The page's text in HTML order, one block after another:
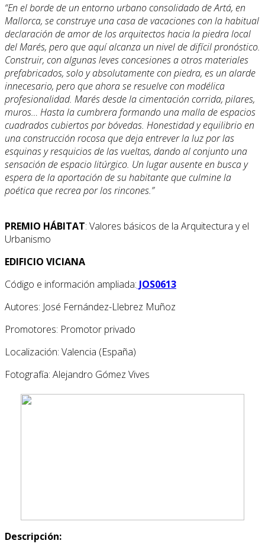
“En el borde de un entorno urbano consolidado de Artá, en
Mallorca, se construye una casa de vacaciones con la habitual
declaración de amor de los arquitectos hacia la piedra local
del Marés, pero que aquí alcanza un nivel de difícil pronóstico.
Construir, con algunas leves concesiones a otros materiales
prefabricados, solo y absolutamente con piedra, es un alarde
innecesario, pero que ahora se resuelve con modélica
profesionalidad. Marés desde la cimentación corrida, pilares,
muros… Hasta la cumbrera formando una malla de espacios
cuadrados cubiertos por bóvedas. Honestidad y equilibrio en
una construcción rocosa que deja entrever la luz por las
esquinas y resquicios de las vueltas, dando al conjunto una
sensación de espacio litúrgico. Un lugar ausente en busca y
espera de la aportación de su habitante que culmine la
poética que recrea por los rincones.”
PREMIO HÁBITAT: Valores básicos de la Arquitectura y el
Urbanismo
EDIFICIO VICIANA
Código e información ampliada: JOS0613
Autores: José Fernández-Llebrez Muñoz
Promotores: Promotor privado
Localización: Valencia (España)
Fotografía: Alejandro Gómez Vives
Descripción: